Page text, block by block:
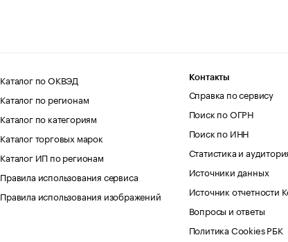
Каталог по ОКВЭД
Каталог по регионам
Каталог по категориям
Каталог торговых марок
Каталог ИП по регионам
Правила использования сервиса
Правила использования изображений
Контакты
Справка по сервису
Поиск по ОГРН
Поиск по ИНН
Статистика и
Источники данных
Источник отчетности
Вопросы и ответы
Политика Cookies РБК